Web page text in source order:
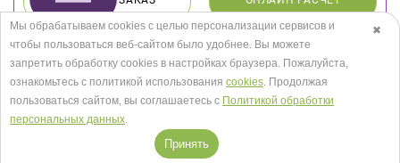
✖
Мы обрабатываем cookies с целью персонализации сервисов и
чтобы пользоваться веб-сайтом было удобнее. Вы можете
запретить обработку сookies в настройках браузера. Пожалуйста,
ознакомьтесь с политикой использования cookies. Продолжая
пользоваться сайтом, вы соглашаетесь с Политикой обработки
персональных данных.
Принять